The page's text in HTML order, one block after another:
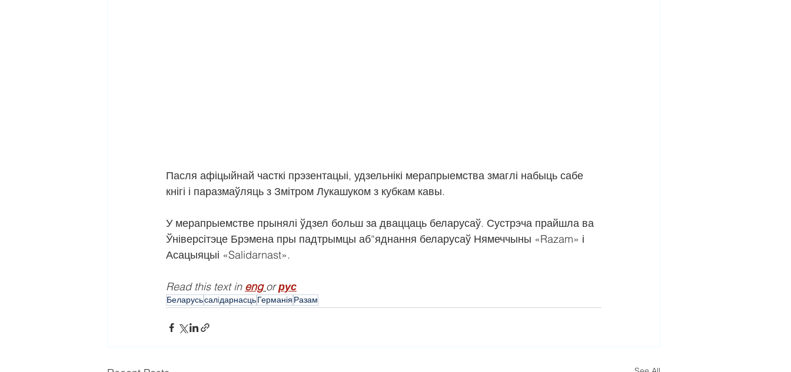
Пасля афіцыйнай часткі прэзентацыі, удзельнікі мерапрыемства змаглі набыць сабе
кнігі і паразмаўляць з Змітром Лукашуком з кубкам кавы.
У мерапрыемстве прынялі ўдзел больш за дваццаць беларусаў. Сустрэча прайшла ва
Ўніверсітэце Брэмена пры падтрымцы аб“яднання беларусаў Нямеччыны «Razam» і
Асацыяцыі «Salidarnast».
Read this text in eng or рус
БеларусьсалiдарнасцьГерманія Разам